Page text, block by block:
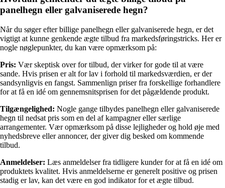
panelhegn eller galvaniserede hegn?
Når du søger efter billige panelhegn eller galvaniserede hegn, er det
vigtigt at kunne genkende ægte tilbud fra markedsføringstricks. Her er
nogle nøglepunkter, du kan være opmærksom på:
Pris: Vær skeptisk over for tilbud, der virker for gode til at være
sande. Hvis prisen er alt for lav i forhold til markedsværdien, er der
sandsynligvis en fangst. Sammenlign priser fra forskellige forhandlere
for at få en idé om gennemsnitsprisen for det pågældende produkt.
Tilgængelighed: Nogle gange tilbydes panelhegn eller galvaniserede
hegn til nedsat pris som en del af kampagner eller særlige
arrangementer. Vær opmærksom på disse lejligheder og hold øje med
nyhedsbreve eller annoncer, der giver dig besked om kommende
tilbud.
Anmeldelser: Læs anmeldelser fra tidligere kunder for at få en idé om
produktets kvalitet. Hvis anmeldelserne er generelt positive og prisen
stadig er lav, kan det være en god indikator for et ægte tilbud.